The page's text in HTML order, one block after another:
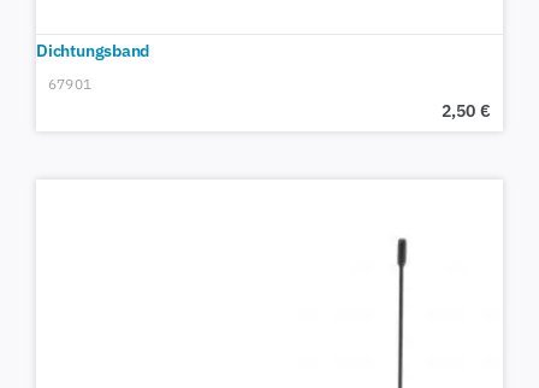
Dichtungsband
67901
2,50 €